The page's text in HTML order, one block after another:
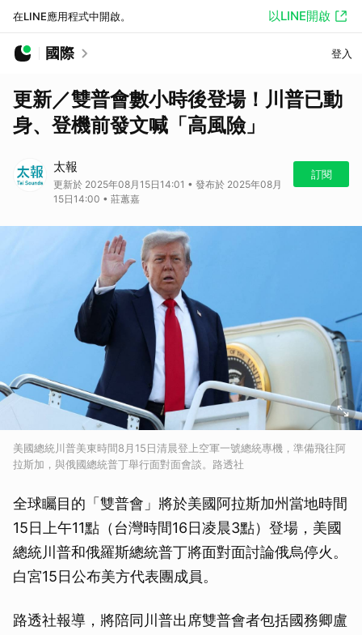
在LINE應用程式中開啟。 以LINE開啟
國際 登入
更新／雙普會數小時後登場！川普已動
身、登機前發文喊「高風險」
太報
更新於 2025年08月15日14:01 • 發布於 2025年08月
15日14:00 • 莊蕙嘉
訂閱
美國總統川普美東時間8月15日清晨登上空軍一號總統專機，準備飛往阿
拉斯加，與俄國總統普丁舉行面對面會談。路透社
全球矚目的「雙普會」將於美國阿拉斯加州當地時間
15日上午11點（台灣時間16日凌晨3點）登場，美國
總統川普和俄羅斯總統普丁將面對面討論俄烏停火。
白宮15日公布美方代表團成員。
路透社報導，將陪同川普出席雙普會者包括國務卿盧